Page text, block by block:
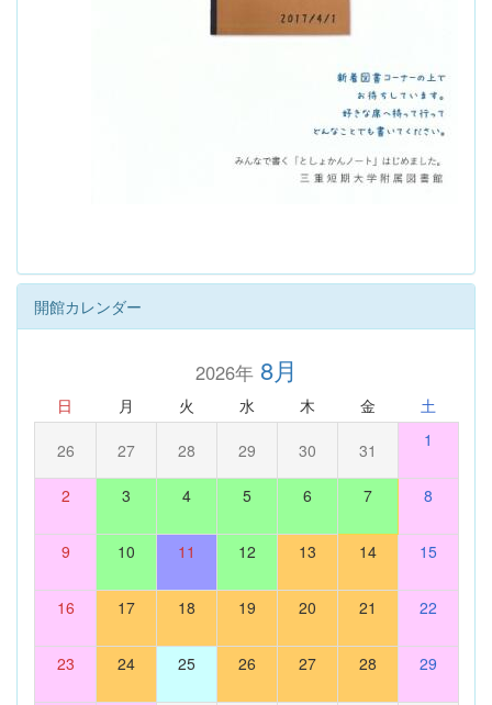
開館カレンダー
2026年8月
日 月 火 水 木 金 土
26 27 28 29 30 31 1
2 3 4 5 6 7 8
9 10 11 12 13 14 15
16 17 18 19 20 21 22
23 24 25 26 27 28 29